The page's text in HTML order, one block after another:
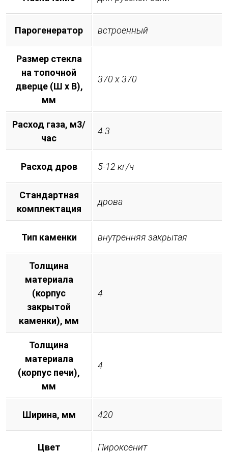
Парогенератор встроенный
Размер стекла
на топочной
дверце (Ш х В),
мм
370 х 370
Расход газа, м3/
час
4.3
Расход дров 5-12 кг/ч
Стандартная
комплектация
дрова
Тип каменки внутренняя закрытая
Толщина
материала
(корпус
закрытой
каменки), мм
4
Толщина
материала
(корпус печи),
мм
4
Ширина, мм 420
Цвет Пироксенит